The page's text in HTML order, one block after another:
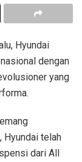
Hyundai
dengan
yang
Hyundai telah
dari All